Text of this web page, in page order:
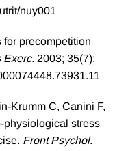
nuy001
for precompetition
Exerc. 2003; 35(7):
Krumm C, Canini F,
physiological stress
. Front Psychol.